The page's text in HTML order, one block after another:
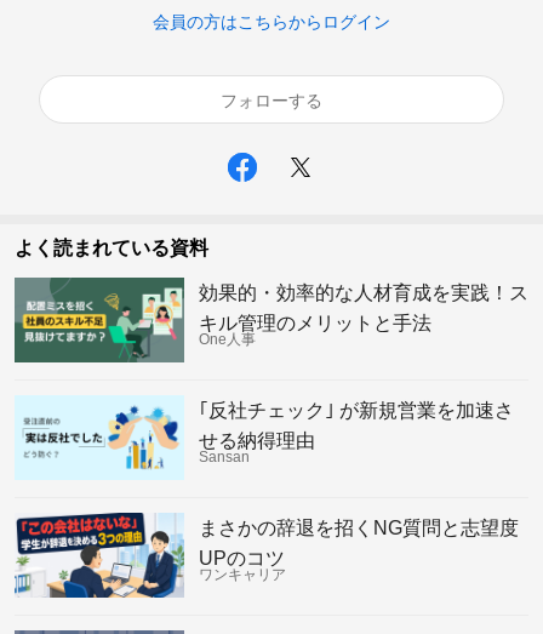
会員の方はこちらからログイン
フォローする
よく読まれている資料
効果的・効率的な人材育成を実践！ス
キル管理のメリットと手法
One人事
｢反社チェック｣ が新規営業を加速さ
せる納得理由
Sansan
まさかの辞退を招くNG質問と志望度
UPのコツ
ワンキャリア